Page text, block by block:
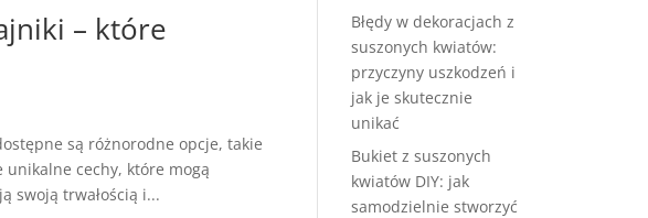
– które
są różnorodne opcje, takie
cechy, które mogą
swoją trwałością i...
Błędy w dekoracjach z
suszonych kwiatów:
przyczyny uszkodzeń i
jak je skutecznie
unikać
Bukiet z suszonych
kwiatów DIY: jak
samodzielnie stworzyć